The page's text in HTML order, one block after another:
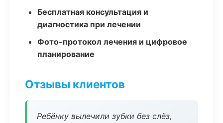
Бесплатная консультация и
диагностика при лечении
Фото-протокол лечения и цифровое
планирование
Отзывы клиентов
Ребёнку вылечили зубки без слёз,